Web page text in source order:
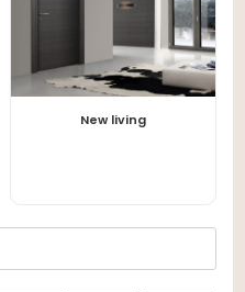
LEGGI TUTTO
New living